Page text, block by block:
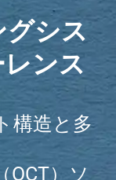
グシス
ンス
構造と多
OCT）ソ